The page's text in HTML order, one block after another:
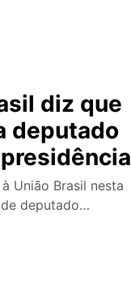
diz que
deputado
União Brasil nesta
deputado…